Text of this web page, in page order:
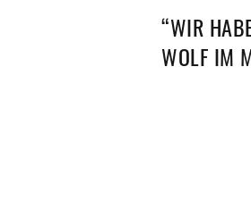
Kategorien
den
Tags
“WIR
WOLF IM